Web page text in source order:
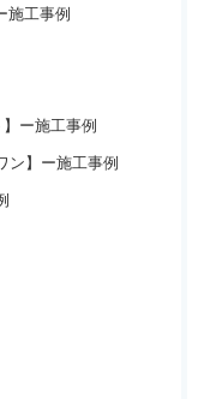
施工事例
ー施工事例
】ー施工事例